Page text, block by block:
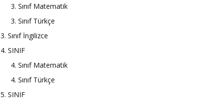
3. Sınıf Matematik
3. Sınıf Türkçe
3. Sınıf İngilizce
4. SINIF
4. Sınıf Matematik
4. Sınıf Türkçe
5. SINIF